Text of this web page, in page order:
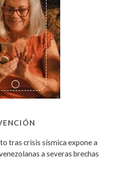
tras crisis sísmica expone a
a severas brechas